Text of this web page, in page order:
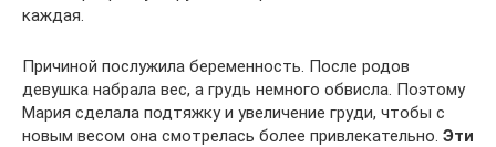
каждая.
Причиной послужила беременность. После родов
девушка набрала вес, а грудь немного обвисла. Поэтому
Мария сделала подтяжку и увеличение груди, чтобы с
новым весом она смотрелась более привлекательно. Эти